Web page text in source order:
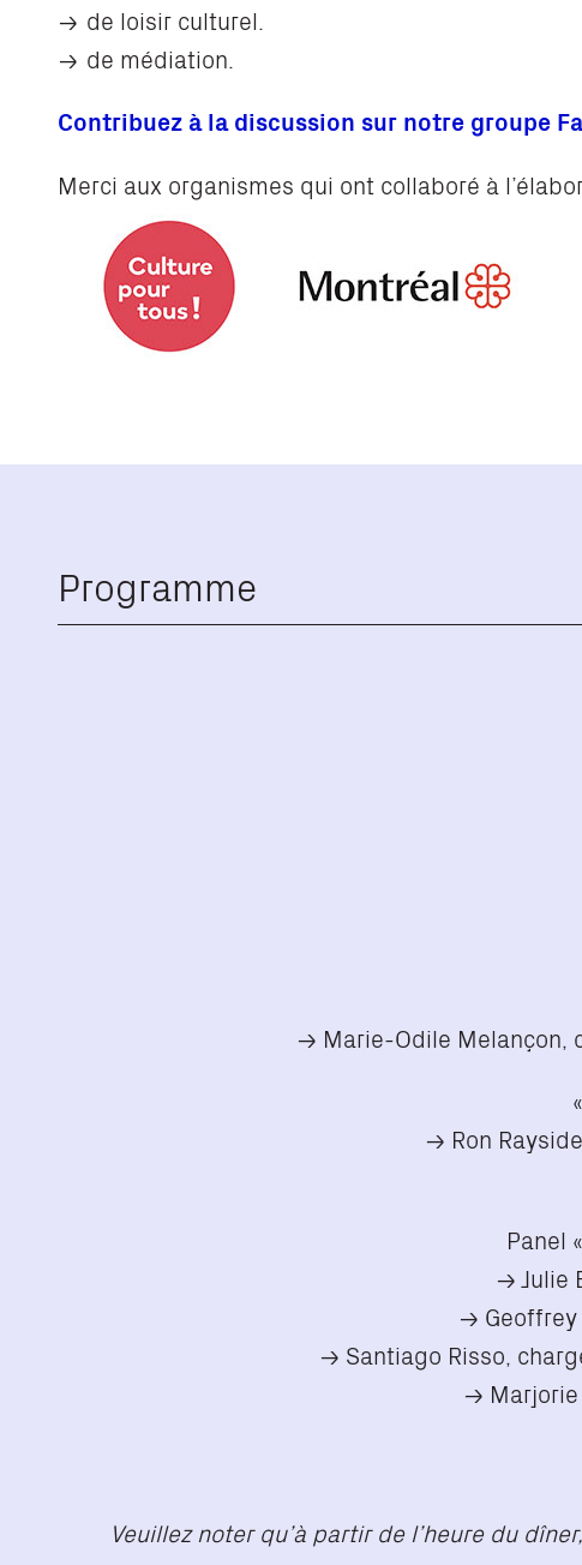
de loisir culturel.
de médiation.
Contribuez à la discussion sur notre groupe
Merci aux organismes qui ont collaboré à
Programme
→ Marie-Odile Melançon,
→ Ron
Panel
→ Julie
→
→ Santiago Risso,
→ Marjorie
Veuillez noter qu’à partir de l’heure du